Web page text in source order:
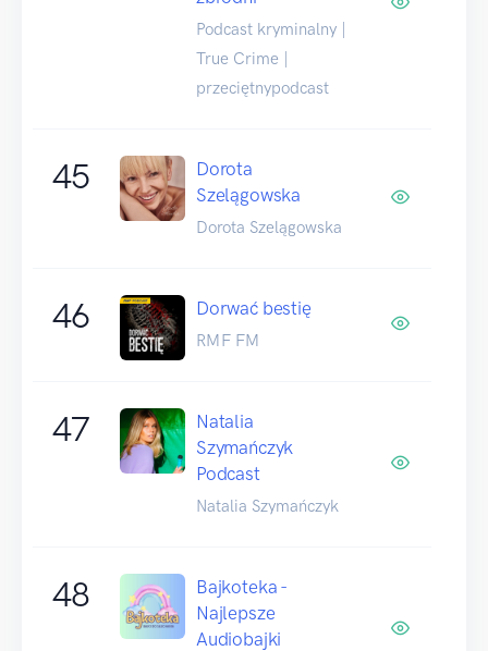
Podcast kryminalny |
True Crime |
przeciętnypodcast
45
Dorota
Szelągowska
Dorota Szelągowska
46 Dorwać bestię
RMF FM
47
Natalia
Szymańczyk
Podcast
Natalia Szymańczyk
48
Bajkoteka -
Najlepsze
Audiobajki